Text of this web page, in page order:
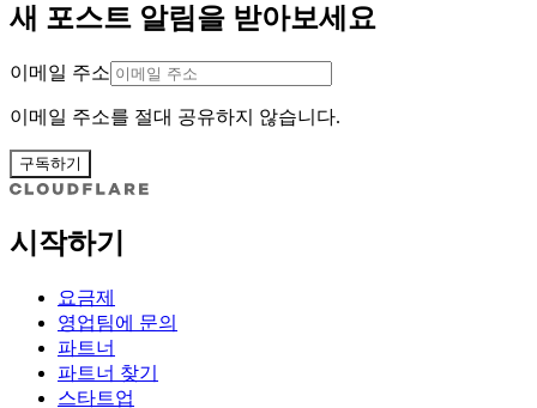
새 포스트 알림을 받아보세요
이메일 주소
이메일 주소를 절대 공유하지 않습니다.
구독하기
시작하기
요금제
영업팀에 문의
파트너
파트너 찾기
스타트업